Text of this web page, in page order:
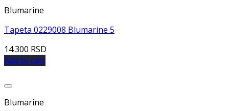
Blumarine
Tapeta 0229008 Blumarine 5
14.300 RSD
Add to cart
Blumarine